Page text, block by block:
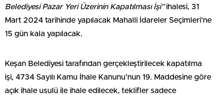
Belediyesi Pazar Yeri Üzerinin Kapatılması İşi”ihalesi, 31
Mart 2024 tarihinde yapılacak Mahalli İdareler Seçimleri’ne
15 gün kala yapılacak.
Keşan Belediyesi tarafından gerçekleştirilecek kapatılma
işi, 4734 Sayılı Kamu İhale Kanunu’nun 19. Maddesine göre
açık ihale usulü ile ihale edilecek, teklifler sadece